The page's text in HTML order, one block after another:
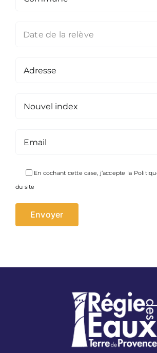
Date de la relève
En cochant cette case, j’accepte la
du site